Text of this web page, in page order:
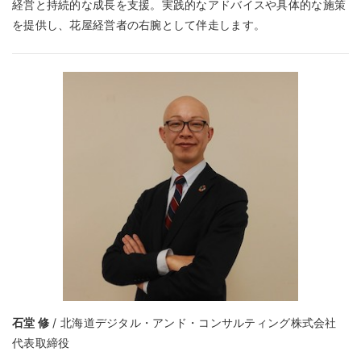
経営と持続的な成長を支援。実践的なアドバイスや具体的な施策
を提供し、花屋経営者の右腕として伴走します。
石堂 修 / 北海道デジタル・アンド・コンサルティング株式会社
代表取締役